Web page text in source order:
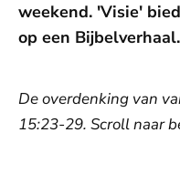
weekend. 'Visie'
op een
De overdenking van
15:23-29. Scroll naar